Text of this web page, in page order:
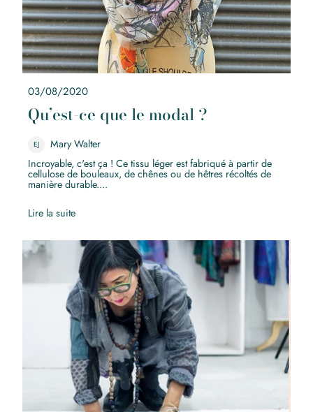
03/08/2020
Qu’est-ce que le modal ?
EJ
Mary Walter
Incroyable, c'est ça ! Ce tissu léger est fabriqué à partir de
cellulose de bouleaux, de chênes ou de hêtres récoltés de
manière durable....
Lire la suite
Mieko Mintz, des joyaux uniques